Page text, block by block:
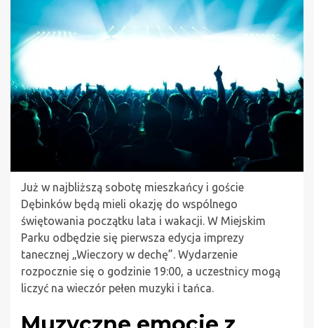
Już w najbliższą sobotę mieszkańcy i goście
Dębinków będą mieli okazję do wspólnego
świętowania początku lata i wakacji. W Miejskim
Parku odbędzie się pierwsza edycja imprezy
tanecznej „Wieczory w dechę”. Wydarzenie
rozpocznie się o godzinie 19:00, a uczestnicy mogą
liczyć na wieczór pełen muzyki i tańca.